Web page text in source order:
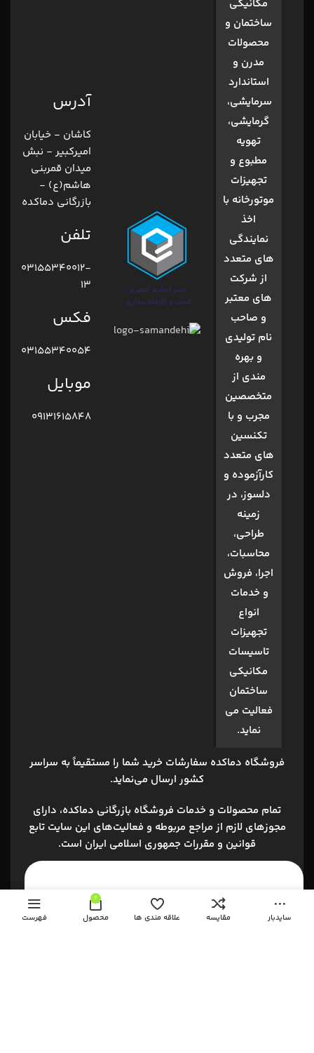
مکانیکی
ساختمان و
محصولات
مدرن و
استاندارد
سرمایشی،
گرمایشی،
تهویه
مطبوع و
تجهیزات
موتورخانه با
اخذ
نمایندگی
های متعدد
از شرکت
های معتبر
و صاحب
نام تولیدی
و بهره
مندی از
متخصصین
مجرب و با
تکنسین
های متعدد
کارآزموده و
دلسوز، در
زمینه
طراحی،
محاسبات،
اجرا، فروش
و خدمات
انواع
تجهیزات
تاسیسات
مکانیکی
ساختمان
فعالیت می
نماید.
آدرس
کاشان - خیابان
امیرکبیر - نبش
میدان قمربنی
هاشم(ع) -
بازرگانی دماکده
تلفن
03155340012-
13
فکس
03155340054
موبایل
09131615848
فروشگاه دماکده سفارشات خرید شما را مستقیماً به سراسر
کشور ارسال می‌نماید.
تمام محصولات و خدمات فروشگاه بازرگانی دماکده، داراي
مجوزهاي لازم از مراجع مربوطه و فعاليت‌هاي اين سايت تابع
قوانين و مقررات جمهوري اسلامي ايران است.
ارسال به سراسر کشور
سایدبار مقایسه علاقه مندی ها
0
محصول فهرست